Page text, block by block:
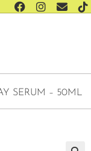
SERUM – 50ML